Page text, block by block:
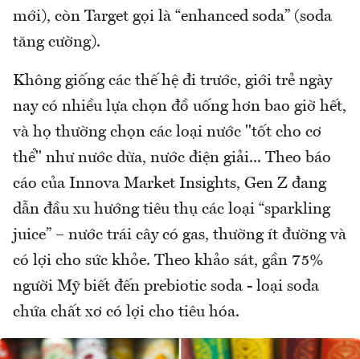
mới), còn Target gọi là “enhanced soda” (soda
tăng cường).
Không giống các thế hệ đi trước, giới trẻ ngày
nay có nhiều lựa chọn đồ uống hơn bao giờ hết,
và họ thường chọn các loại nước "tốt cho cơ
thể" như nước dừa, nước điện giải... Theo báo
cáo của Innova Market Insights, Gen Z đang
dẫn đầu xu hướng tiêu thụ các loại “sparkling
juice” – nước trái cây có gas, thường ít đường và
có lợi cho sức khỏe. Theo khảo sát, gần 75%
người Mỹ biết đến prebiotic soda - loại soda
chứa chất xơ có lợi cho tiêu hóa.